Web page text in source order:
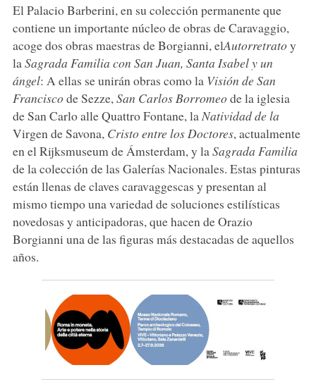
El Palacio Barberini, en su colección permanente que
contiene un importante núcleo de obras de Caravaggio,
acoge dos obras maestras de Borgianni, elAutorretratoy
la Sagrada Familia con San Juan, Santa Isabel y un
ángel: A ellas se unirán obras como la Visión de San
Franciscode Sezze, San Carlos Borromeode la iglesia
de San Carlo alle Quattro Fontane, la Natividad de la
Virgen de Savona, Cristo entre los Doctores, actualmente
en el Rijksmuseum de Ámsterdam, y la Sagrada Familia
de la colección de las Galerías Nacionales. Estas pinturas
están llenas de claves caravaggescas y presentan al
mismo tiempo una variedad de soluciones estilísticas
novedosas y anticipadoras, que hacen de Orazio
Borgianni una de las figuras más destacadas de aquellos
años.